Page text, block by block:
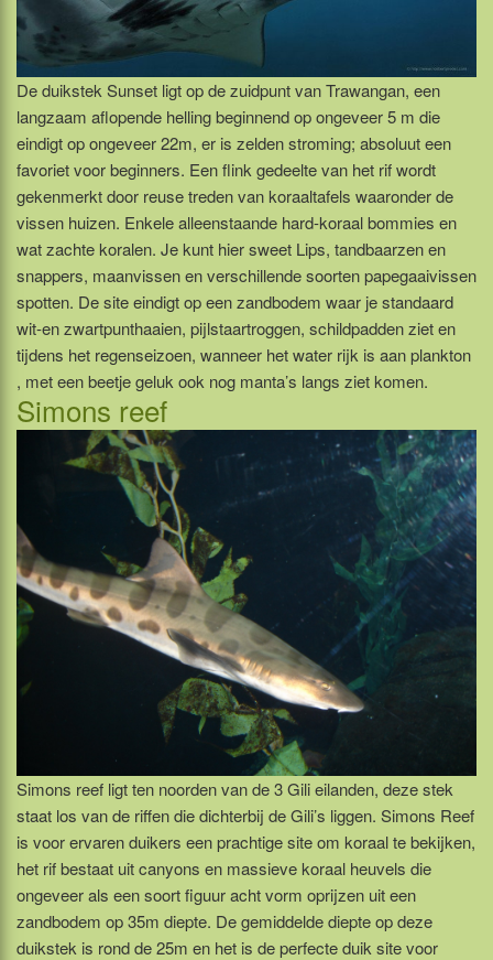
De duikstek Sunset ligt op de zuidpunt van Trawangan, een
langzaam aflopende helling beginnend op ongeveer 5 m die
eindigt op ongeveer 22m, er is zelden stroming; absoluut een
favoriet voor beginners. Een flink gedeelte van het rif wordt
gekenmerkt door reuse treden van koraaltafels waaronder de
vissen huizen. Enkele alleenstaande hard-koraal bommies en
wat zachte koralen. Je kunt hier sweet Lips, tandbaarzen en
snappers, maanvissen en verschillende soorten papegaaivissen
spotten. De site eindigt op een zandbodem waar je standaard
wit-en zwartpunthaaien, pijlstaartroggen, schildpadden ziet en
tijdens het regenseizoen, wanneer het water rijk is aan plankton
, met een beetje geluk ook nog manta’s langs ziet komen.
Simons reef
Simons reef ligt ten noorden van de 3 Gili eilanden, deze stek
staat los van de riffen die dichterbij de Gili’s liggen. Simons Reef
is voor ervaren duikers een prachtige site om koraal te bekijken,
het rif bestaat uit canyons en massieve koraal heuvels die
ongeveer als een soort figuur acht vorm oprijzen uit een
zandbodem op 35m diepte. De gemiddelde diepte op deze
duikstek is rond de 25m en het is de perfecte duik site voor